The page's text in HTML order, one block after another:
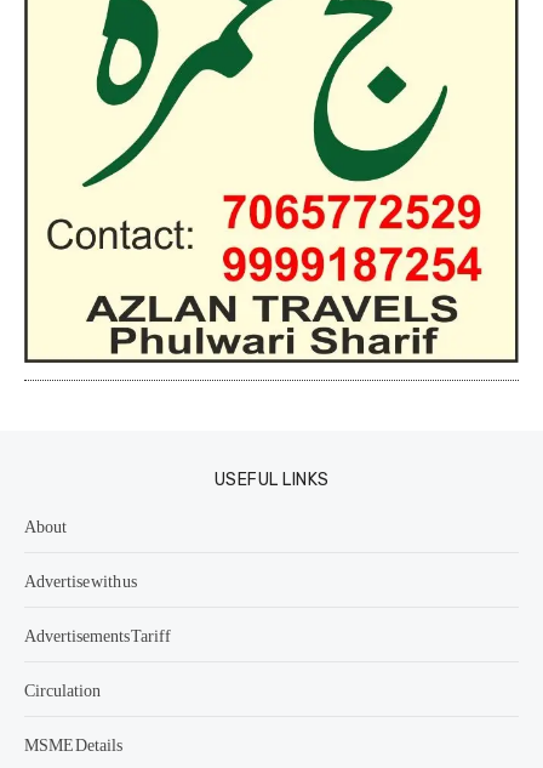
USEFUL LINKS
About
Advertise with us
Advertisements Tariff
Circulation
MSME Details